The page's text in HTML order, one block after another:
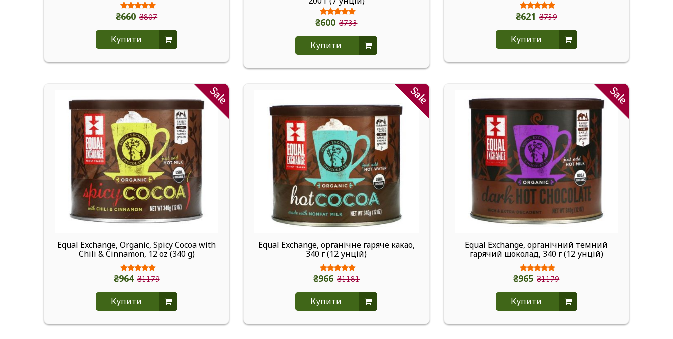
₴660 ₴807
Купити
₴600 ₴733
Купити
₴621 ₴759
Купити
Sale
Equal Exchange, Organic, Spicy Cocoa with
Chili & Cinnamon, 12 oz (340 g)
₴964 ₴1179
Купити
Sale
Equal Exchange, органічне гаряче какао,
340 г (12 унцій)
₴966 ₴1181
Купити
Sale
Equal Exchange, органічний темний
гарячий шоколад, 340 г (12 унцій)
₴965 ₴1179
Купити